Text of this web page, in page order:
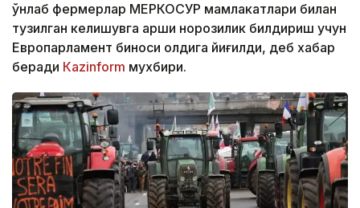
ўнлаб фермерлар МЕРКОСУР мамлакатлари билан
тузилган келишувга қарши норозилик билдириш учун
Европарламент биноси олдига йиғилди, деб хабар
беради Кazinform мухбири.